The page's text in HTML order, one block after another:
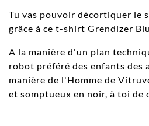
Tu vas pouvoir décortiquer le
grâce à ce t-shirt Grendizer
A la manière d'un plan
robot préféré des enfants des
manière de l'Homme de
et somptueux en noir, à toi de